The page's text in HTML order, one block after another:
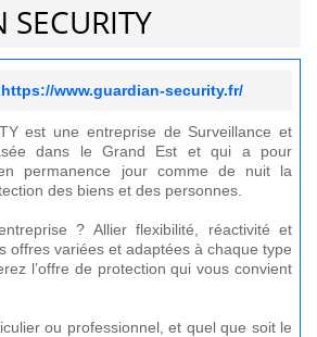
SECURITY
https://www.guardian-security.fr/
est une entreprise de Surveillance et
dans le Grand Est et qui a pour
permanence jour comme de nuit la
des biens et des personnes.
? Allier flexibilité, réactivité et
offres variées et adaptées à chaque type
l’offre de protection qui vous convient
ou professionnel, et quel que soit le